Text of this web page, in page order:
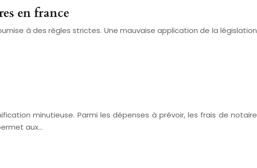
en france
à des règles strictes. Une mauvaise application de la législation
minutieuse. Parmi les dépenses à prévoir, les frais de notaire
aux…